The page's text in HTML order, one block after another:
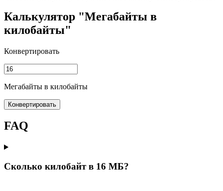
Калькулятор "Мегабайты в
килобайты"
Конвертировать
Мегабайты в килобайты
Конвертировать
FAQ
Сколько килобайт в 16 МБ?